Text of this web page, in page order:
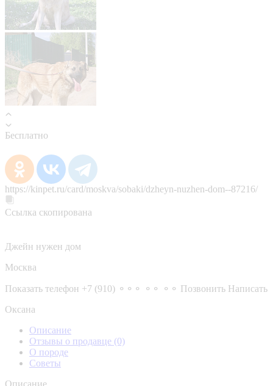
Бесплатно
https://kinpet.ru/card/moskva/sobaki/dzheyn-nuzhen-dom--87216/
Ссылка скопирована
Джейн нужен дом
Москва
Показать телефон +7 (910) ⚬⚬⚬ ⚬⚬ ⚬⚬ Позвонить Написать
Оксана
Описание
Отзывы о продавце (0)
О породе
Советы
Описание